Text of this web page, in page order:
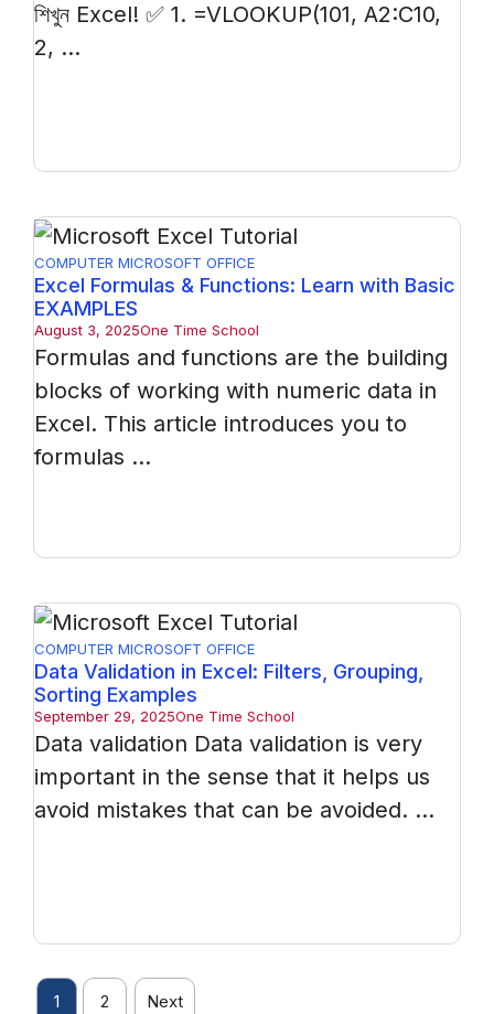
শিখুন Excel! ✅ 1. =VLOOKUP(101, A2:C10,
2, ...
COMPUTER MICROSOFT OFFICE
Excel Formulas & Functions: Learn with Basic
EXAMPLES
August 3, 2025One Time School
Formulas and functions are the building
blocks of working with numeric data in
Excel. This article introduces you to
formulas ...
COMPUTER MICROSOFT OFFICE
Data Validation in Excel: Filters, Grouping,
Sorting Examples
September 29, 2025One Time School
Data validation Data validation is very
important in the sense that it helps us
avoid mistakes that can be avoided. ...
1 2 Next